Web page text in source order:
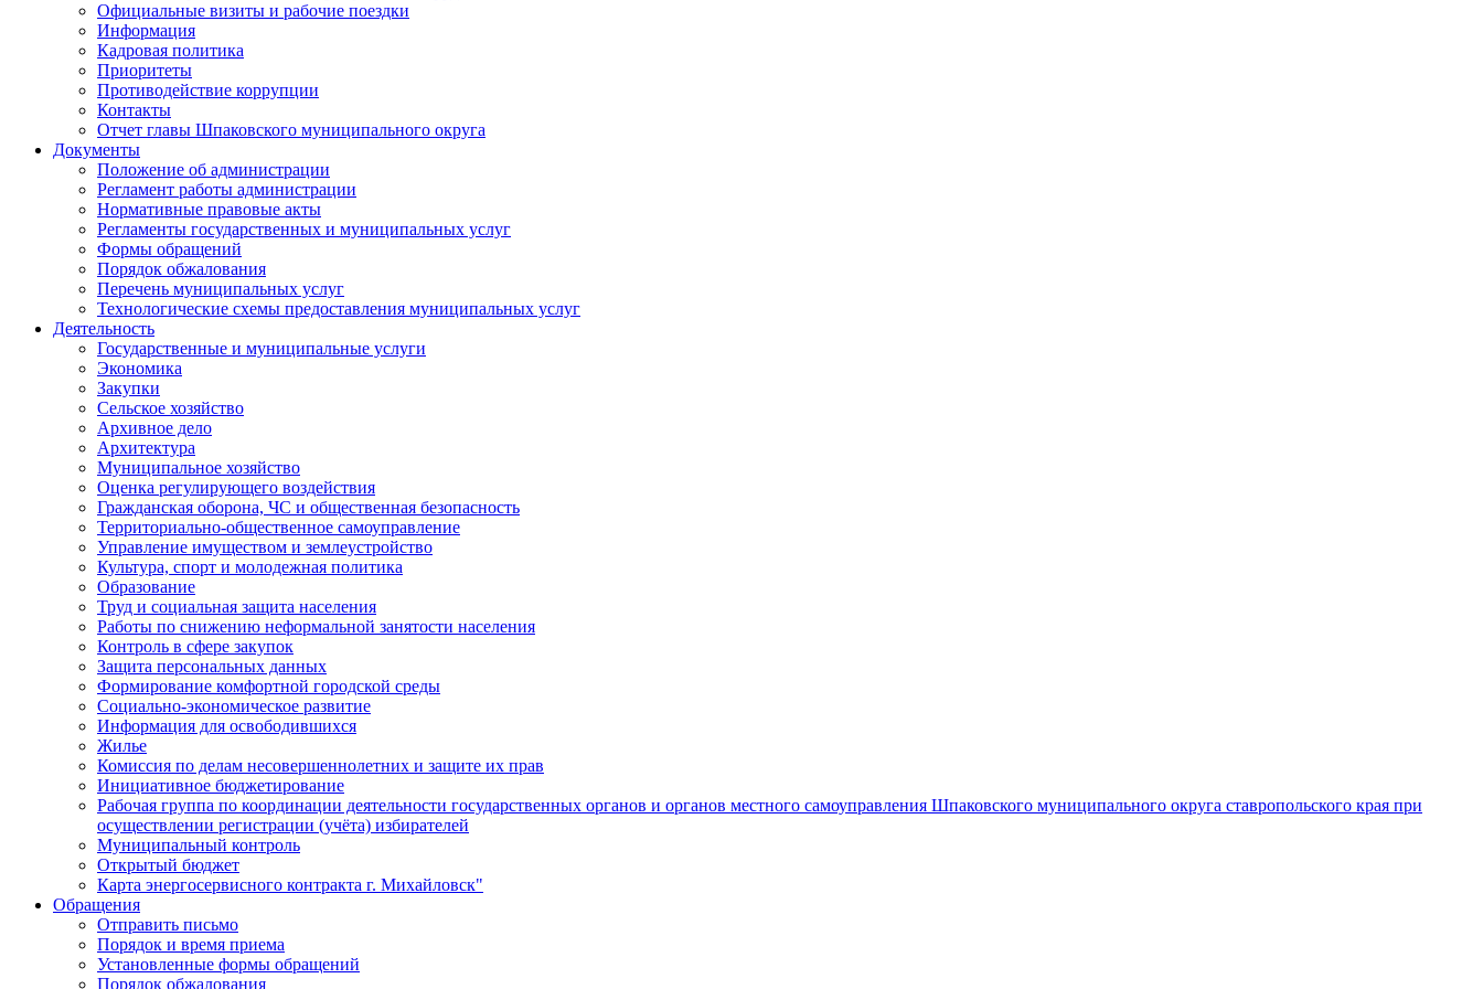
Официальные визиты и рабочие поездки
Информация
Кадровая политика
Приоритеты
Противодействие коррупции
Контакты
Отчет главы Шпаковского муниципального округа
Документы
Положение об администрации
Регламент работы администрации
Нормативные правовые акты
Регламенты государственных и муниципальных услуг
Формы обращений
Порядок обжалования
Перечень муниципальных услуг
Технологические схемы предоставления муниципальных услуг
Деятельность
Государственные и муниципальные услуги
Экономика
Закупки
Сельское хозяйство
Архивное дело
Архитектура
Муниципальное хозяйство
Оценка регулирующего воздействия
Гражданская оборона, ЧС и общественная безопасность
Территориально-общественное самоуправление
Управление имуществом и землеустройство
Культура, спорт и молодежная политика
Образование
Труд и социальная защита населения
Работы по снижению неформальной занятости населения
Контроль в сфере закупок
Защита персональных данных
Формирование комфортной городской среды
Социально-экономическое развитие
Информация для освободившихся
Жилье
Комиссия по делам несовершеннолетних и защите их прав
Инициативное бюджетирование
Рабочая группа по координации деятельности государственных органов и органов местного самоуправления Шпаковского муниципального округа ставропольского края при
осуществлении регистрации (учёта) избирателей
Муниципальный контроль
Открытый бюджет
Карта энергосервисного контракта г. Михайловск"
Обращения
Отправить письмо
Порядок и время приема
Установленные формы обращений
Порядок обжалования